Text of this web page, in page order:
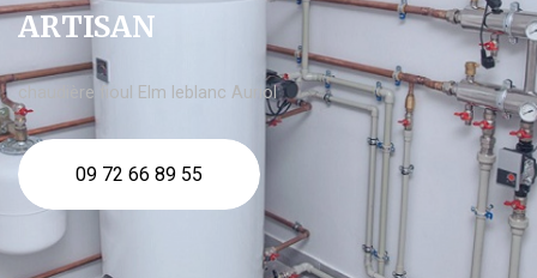
ARTISAN
chaudière fioul Elm leblanc Auriol
09 72 66 89 55